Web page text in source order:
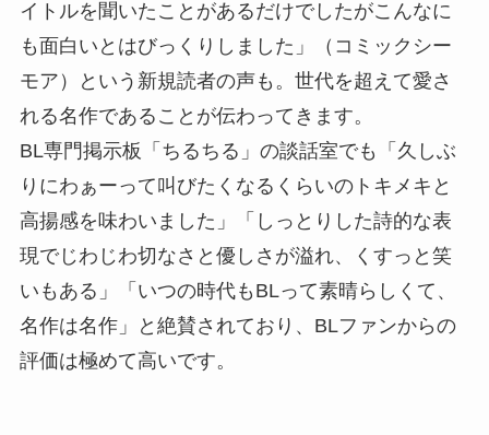
イトルを聞いたことがあるだけでしたがこんなに
も面白いとはびっくりしました」（コミックシー
モア）という新規読者の声も。世代を超えて愛さ
れる名作であることが伝わってきます。
BL専門掲示板「ちるちる」の談話室でも「久しぶ
りにわぁーって叫びたくなるくらいのトキメキと
高揚感を味わいました」「しっとりした詩的な表
現でじわじわ切なさと優しさが溢れ、くすっと笑
いもある」「いつの時代もBLって素晴らしくて、
名作は名作」と絶賛されており、BLファンからの
評価は極めて高いです。